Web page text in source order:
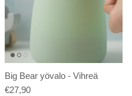
Big Bear yövalo - Vihreä
€27,90